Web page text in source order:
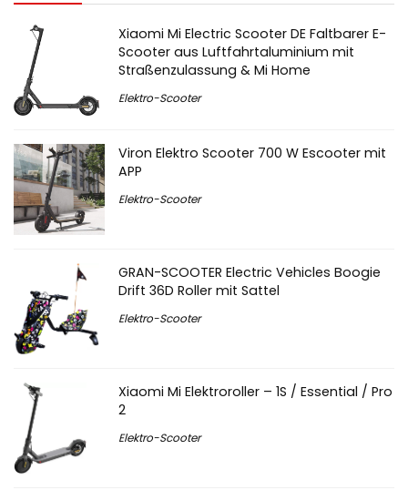
Xiaomi Mi Electric Scooter DE Faltbarer E-
Scooter aus Luftfahrtaluminium mit
Straßenzulassung & Mi Home
Elektro-Scooter
Viron Elektro Scooter 700 W Escooter mit
APP
Elektro-Scooter
GRAN-SCOOTER Electric Vehicles Boogie
Drift 36D Roller mit Sattel
Elektro-Scooter
Xiaomi Mi Elektroroller – 1S / Essential / Pro
2
Elektro-Scooter